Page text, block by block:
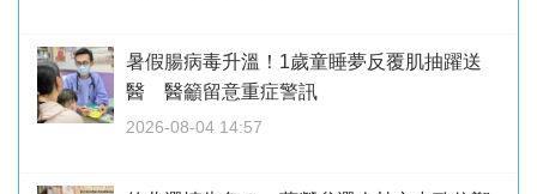
暑假腸病毒升溫！1歲童睡夢反覆肌抽躍送
醫 醫籲留意重症警訊
2026-08-04 14:57